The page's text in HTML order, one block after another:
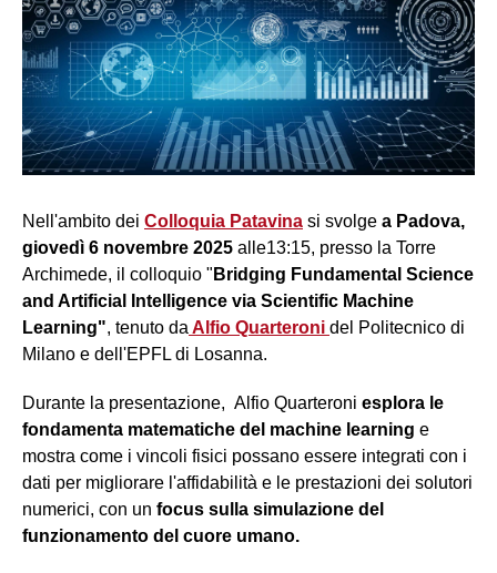
Nell'ambito dei Colloquia Patavina si svolge a Padova,
giovedì 6 novembre 2025 alle13:15, presso la Torre
Archimede, il colloquio " Bridging Fundamental Science
and Artificial Intelligence via Scientific Machine
Learning", tenuto da Alfio Quarteroni del Politecnico di
Milano e dell'EPFL di Losanna.
Durante la presentazione, Alfio Quarteroni esplora le
fondamenta matematiche del machine learning e
mostra come i vincoli fisici possano essere integrati con i
dati per migliorare l'affidabilità e le prestazioni dei solutori
numerici, con un focus sulla simulazione del
funzionamento del cuore umano.